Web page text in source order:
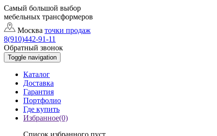
Самый большой выбор
мебельных трансформеров
Москва точки продаж
8(910)442-91-11
Обратный звонок
Toggle navigation
Каталог
Доставка
Гарантия
Портфолио
Где купить
Избранное(0)
Список избранного пуст